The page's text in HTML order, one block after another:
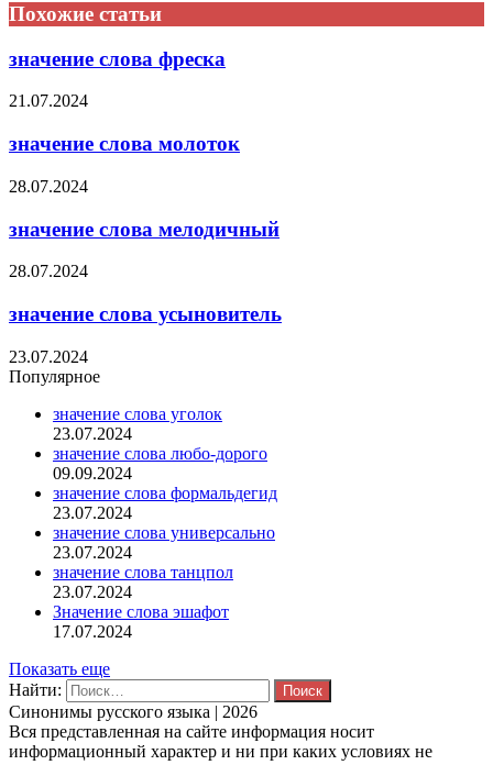
Похожие статьи
значение слова фреска
21.07.2024
значение слова молоток
28.07.2024
значение слова мелодичный
28.07.2024
значение слова усыновитель
23.07.2024
Популярное
значение слова уголок
23.07.2024
значение слова любо-дорого
09.09.2024
значение слова формальдегид
23.07.2024
значение слова универсально
23.07.2024
значение слова танцпол
23.07.2024
Значение слова эшафот
17.07.2024
Показать еще
Найти:
Синонимы русского языка | 2026
Вся представленная на сайте информация носит
информационный характер и ни при каких условиях не